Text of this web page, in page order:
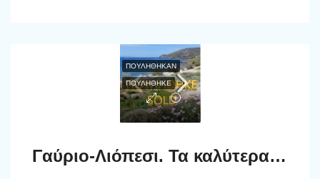
ΠΟΥΛΉΘΗΚΑΝ
ΠΟΥΛΗΘΗΚΕ
Γαύριο-Λιόπεσι. Τα καλύτερα 24.890 τ.μ. που φθάνουν μέχρι τη θάλασσα.